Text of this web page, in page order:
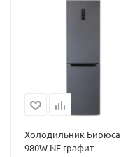
Холодильник Бирюса
980W NF графит